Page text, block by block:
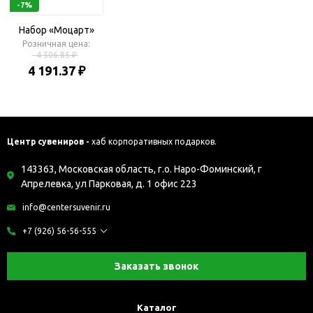
-7%
Набор «Моцарт»
Розничная цена:
4 506.85 ₽
4 191.37 ₽
Центр сувениров - хаб корпоративных подарков.
143363, Московская область, г.о. Наро-Фоминский, г
Апрелевка, ул Парковая, д. 1 офис 223
info@centersuvenir.ru
+7 (926) 56-56-555
Заказать звонок
Каталог